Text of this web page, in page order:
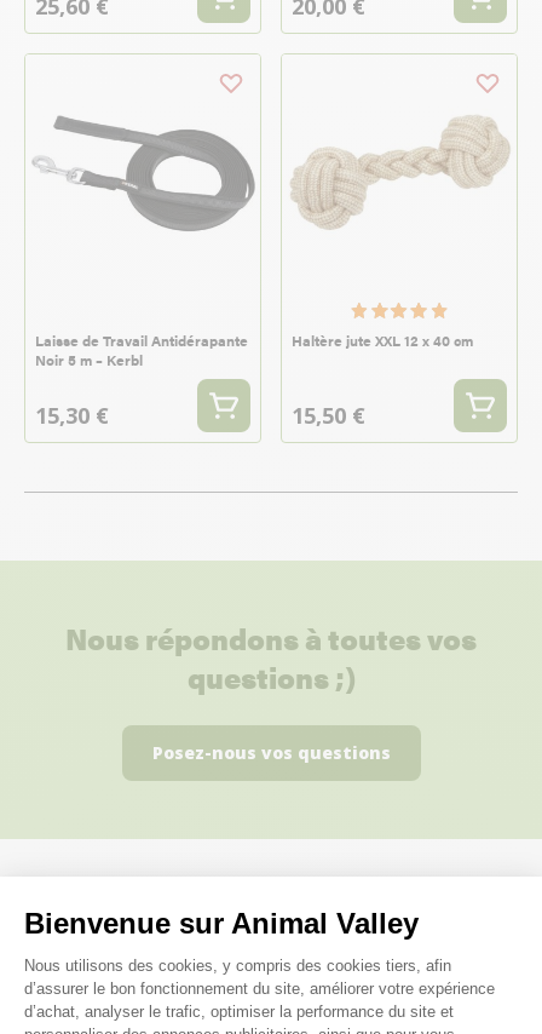
Bienvenue sur Animal Valley
Plateforme de Gestion du
Nous utilisons des cookies, y compris des cookies tiers, afin
d’assurer le bon fonctionnement du site, améliorer votre expérience
d’achat, analyser le trafic, optimiser la performance du site et
25,60 € 20,00 €
Laisse de Travail Antidérapante
Noir 5 m – Kerbl
15,30 €
Haltère jute XXL 12 x 40 cm
15,50 €
Nous répondons à toutes vos
questions ;)
Posez-nous vos questions
Ces produits peuvent vous
intéresser